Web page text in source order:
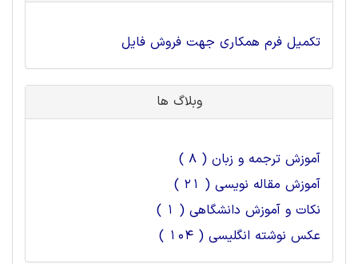
تکمیل فرم همکاری جهت فروش فایل
وبلاگ ها
آموزش ترجمه و زبان ( 8 )
آموزش مقاله نویسی ( 21 )
نکات و آموزش دانشگاهی ( 1 )
عکس نوشته انگلیسی ( 104 )